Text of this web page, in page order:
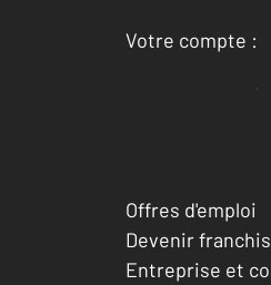
Votre compte :
Accéder à
Offres d'emploi
Devenir
Entreprise et